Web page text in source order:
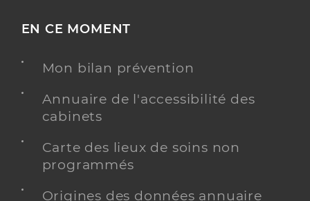
EN CE MOMENT
Mon bilan prévention
Annuaire de l'accessibilité des
cabinets
Carte des lieux de soins non
programmés
Origines des données annuaire